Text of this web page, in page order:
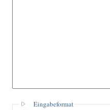
Eingabeformat